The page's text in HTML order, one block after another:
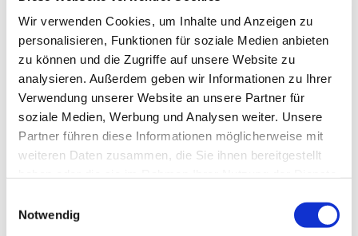
Wir verwenden Cookies, um Inhalte und Anzeigen zu
personalisieren, Funktionen für soziale Medien anbieten
zu können und die Zugriffe auf unsere Website zu
analysieren. Außerdem geben wir Informationen zu Ihrer
Verwendung unserer Website an unsere Partner für
soziale Medien, Werbung und Analysen weiter. Unsere
Partner führen diese Informationen möglicherweise mit
weiteren Daten zusammen, die Sie ihnen bereitgestellt
Notwendig
Bochum